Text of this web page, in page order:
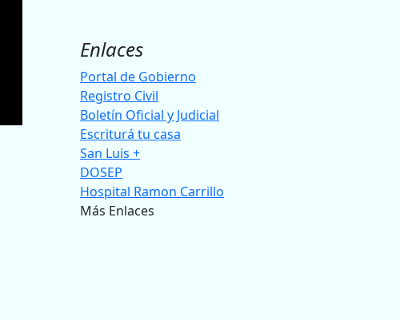
Enlaces
Portal de Gobierno
Registro Civil
Boletín Oficial y Judicial
Escriturá tu casa
San Luis +
DOSEP
Hospital Ramon Carrillo
Más Enlaces